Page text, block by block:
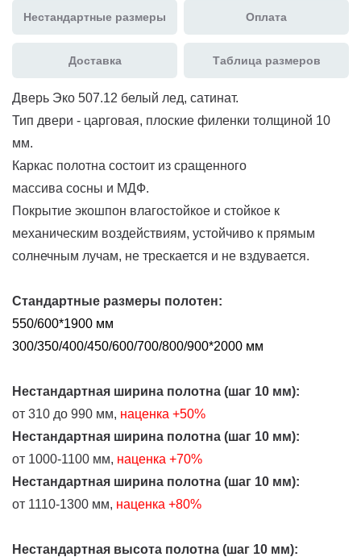
Нестандартные размеры Оплата
Доставка Таблица размеров
Дверь Эко 507.12 белый лед, сатинат.
Тип двери - царговая, плоские филенки толщиной 10
мм.
Каркас полотна состоит из сращенного
массива сосны и МДФ.
Покрытие экошпон влагостойкое и стойкое к
механическим воздействиям, устойчиво к прямым
солнечным лучам, не трескается и не вздувается.
Стандартные размеры полотен:
550/600*1900 мм
300/350/400/450/600/700/800/900*2000 мм
Нестандартная ширина полотна (шаг 10 мм):
от 310 до 990 мм, наценка +50%
Нестандартная ширина полотна (шаг 10 мм):
от 1000-1100 мм, наценка +70%
Нестандартная ширина полотна (шаг 10 мм):
от 1110-1300 мм, наценка +80%
Нестандартная высота полотна (шаг 10 мм):